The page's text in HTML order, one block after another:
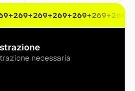
+269+269+269+269+269+269
necessaria